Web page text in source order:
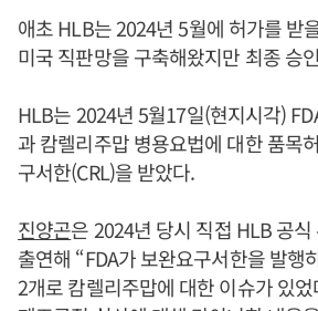
애초 HLB는 2024년 5월에 허가를 받
미국 직판망을 구축해왔지만 최종 승
HLB는 2024년 5월17일(현지시각)
과 캄렐리주맙 병용요법에 대한 품목
구서한(CRL)을 받았다.
진양곤은 2024년 당시 직접 HLB 공
출연해 “FDA가 보완요구서한을 발행
2개로 캄렐리주맙에 대한 이슈가 있